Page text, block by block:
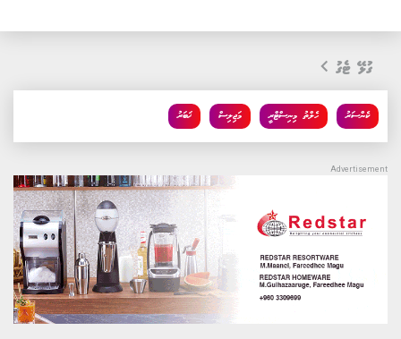
ގުޅޭ ޓެގު
ޚަބަރު މަޖިލިސް ހެލްތު މިނިސްޓްރީ ކެންސަރު